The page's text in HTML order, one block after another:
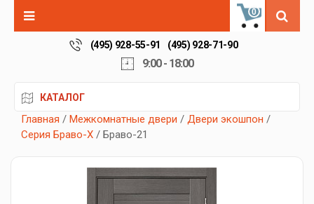
0
(495) 928-55-91 (495) 928-71-90
9:00 - 18:00
КАТАЛОГ
Главная / Межкомнатные двери / Двери экошпон /
Серия Браво-X / Браво-21